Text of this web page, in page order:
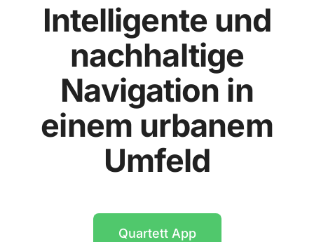
Intelligente und
nachhaltige
Navigation in
einem urbanem
Umfeld
Quartett App